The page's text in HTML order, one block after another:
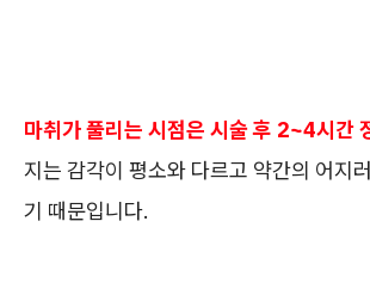
마취가 풀리는 시점은 시술 후 2~4시간
지는 감각이 평소와 다르고 약간의 어지
기 때문입니다.